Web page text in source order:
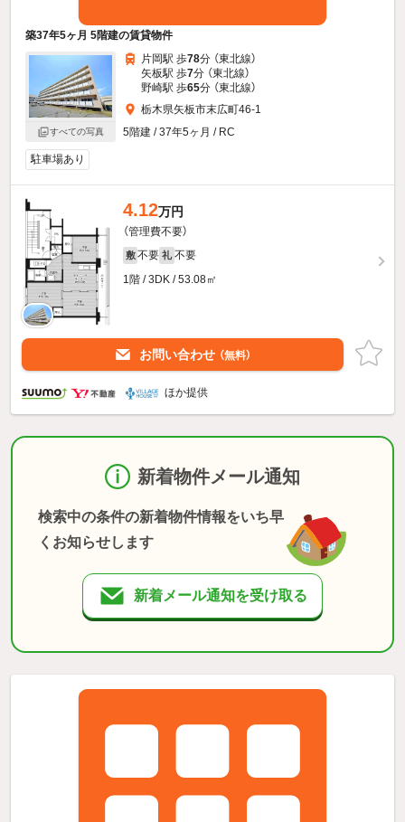
築37年5ヶ月 5階建の賃貸物件
すべての写真
片岡駅 歩78分 （東北線）
矢板駅 歩7分 （東北線）
野崎駅 歩65分 （東北線）
栃木県矢板市末広町46-1
5階建 / 37年5ヶ月 / RC
駐車場あり
4.12万円
（管理費不要）
敷 不要 礼 不要
1階 / 3DK / 53.08㎡
お問い合わせ （無料）
ほか提供
新着物件メール通知
検索中の条件の新着物件情報をいち早
くお知らせします
新着メール通知を受け取る